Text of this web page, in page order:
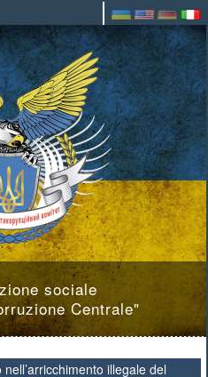
sociale
Centrale"
illegale del